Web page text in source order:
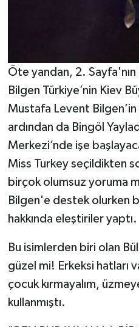
Öte yandan, 2.
Bilgen Türkiye’nin Kiev
Mustafa Levent Bilgen’in
ardından da Bingöl
Merkezi’nde işe
Miss Turkey seçildikten
birçok olumsuz yoruma
Bilgen'e destek olurken
hakkında eleştiriler yaptı.
Bu isimlerden biri olan
güzel mi! Erkeksi hatları
çocuk kırmayalım,
kullanmıştı.